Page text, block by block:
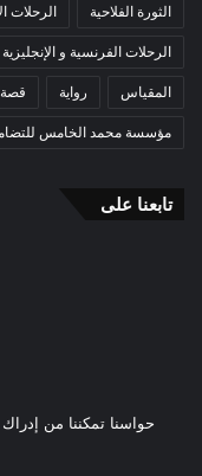
الثورة الفلاحية الرحلات
الرحلات الفرنسية و الإنجليزية
المقياس رواية قصة
مؤسسة محمد الخامس
تابعنا على
حواسنا تمكننا من